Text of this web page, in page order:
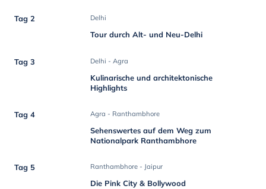
Tag 2 Delhi
Tour durch Alt- und Neu-Delhi
Tag 3 Delhi - Agra
Kulinarische und architektonische
Highlights
Tag 4 Agra - Ranthambhore
Sehenswertes auf dem Weg zum
Nationalpark Ranthambhore
Tag 5 Ranthambhore - Jaipur
Die Pink City & Bollywood